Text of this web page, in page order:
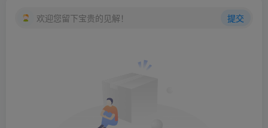
欢迎您留下宝贵的见解！ 提交